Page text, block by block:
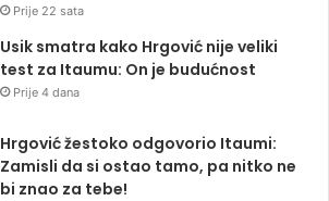
Prije 22 sata
Usik smatra kako Hrgović nije veliki
test za Itaumu: On je budućnost
Prije 4 dana
Hrgović žestoko odgovorio Itaumi:
Zamisli da si ostao tamo, pa nitko ne
bi znao za tebe!